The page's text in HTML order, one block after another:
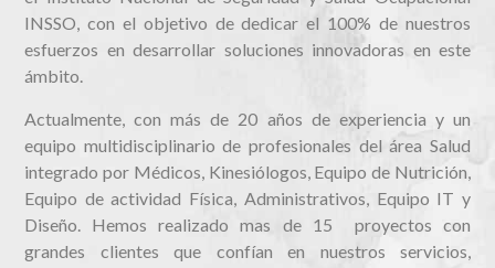
INSSO, con el objetivo de dedicar el 100% de nuestros
esfuerzos en desarrollar soluciones innovadoras en este
ámbito.
Actualmente, con más de 20 años de experiencia y un
equipo multidisciplinario de profesionales del área Salud
integrado por Médicos, Kinesiólogos, Equipo de Nutrición,
Equipo de actividad Física, Administrativos, Equipo IT y
Diseño. Hemos realizado mas de 15 proyectos con
grandes clientes que confían en nuestros servicios,